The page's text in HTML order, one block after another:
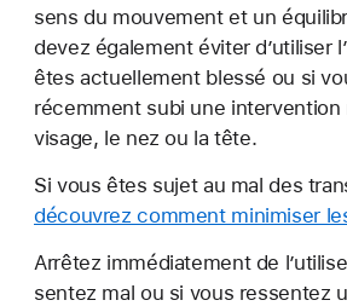
sens du mouvement et un
devez également éviter d’utiliser
êtes actuellement blessé ou si
récemment subi une intervention
visage, le nez ou la tête.
Si vous êtes sujet au mal des
découvrez comment minimiser
Arrêtez immédiatement de
sentez mal ou si vous ressentez